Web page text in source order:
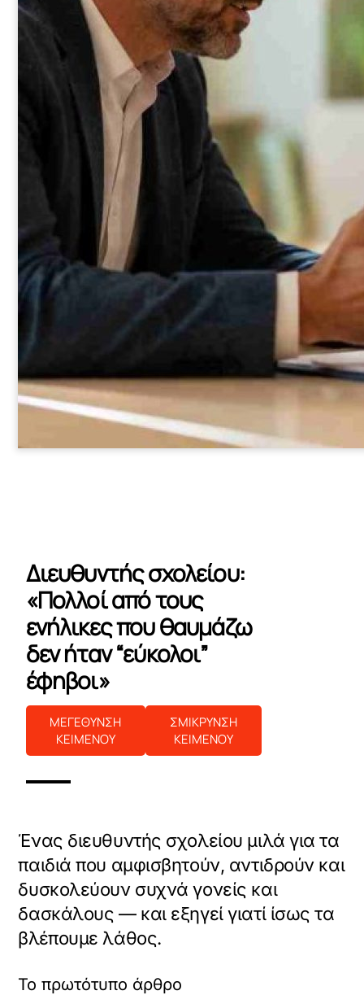
Διευθυντής σχολείου:
«Πολλοί από τους
ενήλικες που θαυμάζω
δεν ήταν “εύκολοι”
έφηβοι»
ΜΕΓΕΘΥΝΣΗ
ΚΕΙΜΕΝΟΥ
ΣΜΙΚΡΥΝΣΗ
ΚΕΙΜΕΝΟΥ
Ένας διευθυντής σχολείου μιλά για τα
παιδιά που αμφισβητούν, αντιδρούν και
δυσκολεύουν συχνά γονείς και
δασκάλους — και εξηγεί γιατί ίσως τα
βλέπουμε λάθος.
Το πρωτότυπο άρθρο